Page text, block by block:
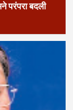
परंपरा बदली